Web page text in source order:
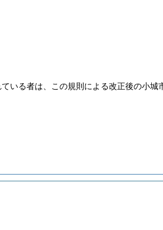
いる者は、この規則による改正後の小